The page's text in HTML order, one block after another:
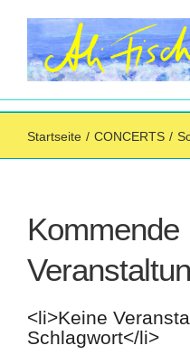
Inhalt
springen
Startseite / CONCERTS /
Kommende
<li>Keine
Schlagwort</li>